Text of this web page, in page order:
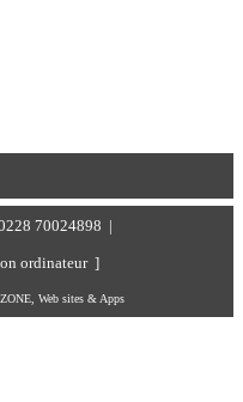
70024898 |
ordinateur ]
Web sites & Apps